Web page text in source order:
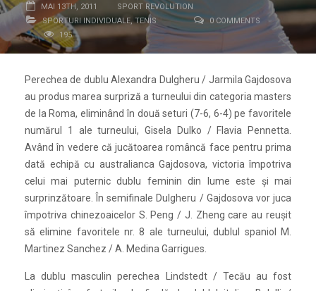
MAI 13TH, 2011
SPORT REVOLUTION
SPORTURI INDIVIDUALE,TENIS
0 COMMENTS
195
Perechea de dublu Alexandra Dulgheru / Jarmila Gajdosova
au produs marea surpriză a turneului din categoria masters
de la Roma, eliminând în două seturi (7-6, 6-4) pe favoritele
numărul 1 ale turneului, Gisela Dulko / Flavia Pennetta.
Având în vedere că jucătoarea româncă face pentru prima
dată echipă cu australianca Gajdosova, victoria împotriva
celui mai puternic dublu feminin din lume este şi mai
surprinzătoare. În semifinale Dulgheru / Gajdosova vor juca
împotriva chinezoaicelor S. Peng / J. Zheng care au reuşit
să elimine favoritele nr. 8 ale turneului, dublul spaniol M.
Martinez Sanchez / A. Medina Garrigues.
La dublu masculin perechea Lindstedt / Tecău au fost